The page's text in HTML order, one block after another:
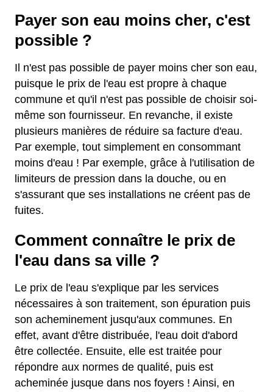
Payer son eau moins cher, c'est
possible ?
Il n'est pas possible de payer moins cher son eau,
puisque le prix de l'eau est propre à chaque
commune et qu'il n'est pas possible de choisir soi-
même son fournisseur. En revanche, il existe
plusieurs manières de réduire sa facture d'eau.
Par exemple, tout simplement en consommant
moins d'eau ! Par exemple, grâce à l'utilisation de
limiteurs de pression dans la douche, ou en
s'assurant que ses installations ne créent pas de
fuites.
Comment connaître le prix de
l'eau dans sa ville ?
Le prix de l'eau s'explique par les services
nécessaires à son traitement, son épuration puis
son acheminement jusqu'aux communes. En
effet, avant d'être distribuée, l'eau doit d'abord
être collectée. Ensuite, elle est traitée pour
répondre aux normes de qualité, puis est
acheminée jusque dans nos foyers ! Ainsi, en